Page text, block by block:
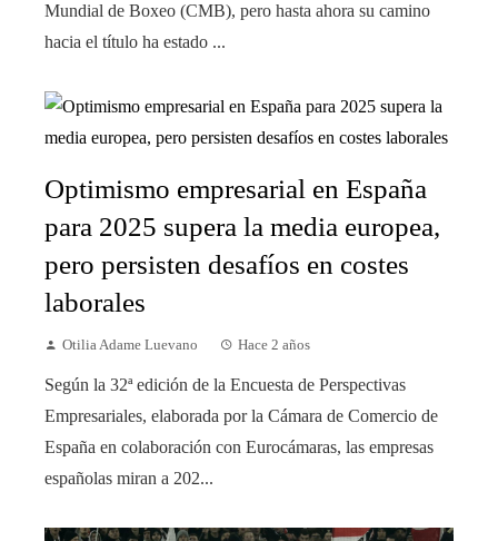
Mundial de Boxeo (CMB), pero hasta ahora su camino
hacia el título ha estado ...
Optimismo empresarial en España
para 2025 supera la media europea,
pero persisten desafíos en costes
laborales
Otilia Adame Luevano Hace 2 años
Según la 32ª edición de la Encuesta de Perspectivas
Empresariales, elaborada por la Cámara de Comercio de
España en colaboración con Eurocámaras, las empresas
españolas miran a 202...